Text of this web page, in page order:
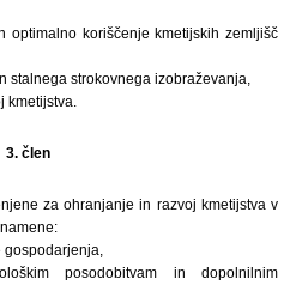
optimalno koriščenje kmetijskih zemljišč
stalnega strokovnega izobraževanja,
kmetijstva.
3. člen
za ohranjanje in razvoj kmetijstva v
posodobitvam in dopolnilnim